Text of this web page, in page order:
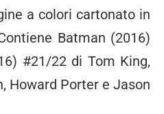
a colori cartonato in
Batman (2016)
#21/22 di Tom King,
Howard Porter e Jason